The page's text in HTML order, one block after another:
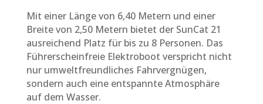
Mit einer Länge von 6,40 Metern und einer
Breite von 2,50 Metern bietet der SunCat 21
ausreichend Platz für bis zu 8 Personen. Das
Führerscheinfreie Elektroboot verspricht nicht
nur umweltfreundliches Fahrvergnügen,
sondern auch eine entspannte Atmosphäre
auf dem Wasser.